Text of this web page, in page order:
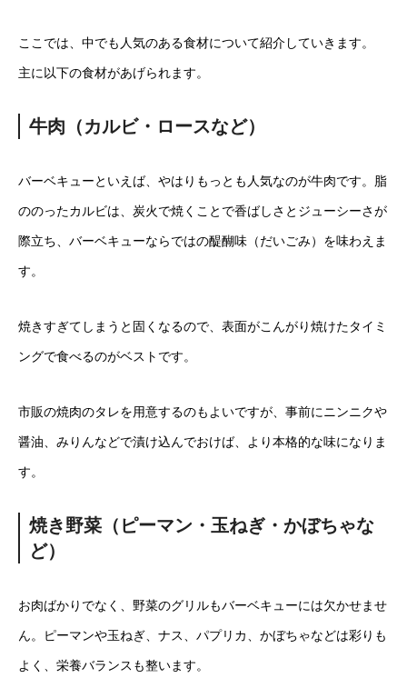
ここでは、中でも人気のある食材について紹介していきます。
主に以下の食材があげられます。
牛肉（カルビ・ロースなど）
バーベキューといえば、やはりもっとも人気なのが牛肉です。脂
ののったカルビは、炭火で焼くことで香ばしさとジューシーさが
際立ち、バーベキューならではの醍醐味（だいごみ）を味わえま
す。
焼きすぎてしまうと固くなるので、表面がこんがり焼けたタイミ
ングで食べるのがベストです。
市販の焼肉のタレを用意するのもよいですが、事前にニンニクや
醤油、みりんなどで漬け込んでおけば、より本格的な味になりま
す。
焼き野菜（ピーマン・玉ねぎ・かぼちゃな
ど）
お肉ばかりでなく、野菜のグリルもバーベキューには欠かせませ
ん。ピーマンや玉ねぎ、ナス、パプリカ、かぼちゃなどは彩りも
よく、栄養バランスも整います。